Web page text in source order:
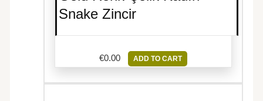
Snake Zincir
€0.00 ADD TO CART